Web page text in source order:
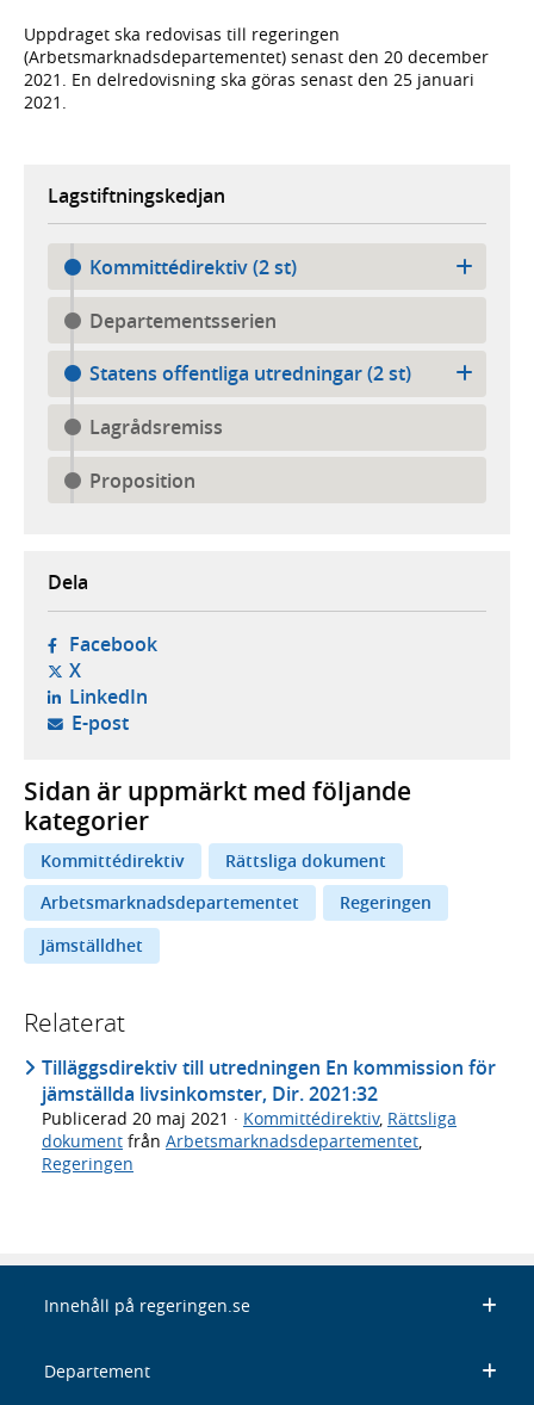
Uppdraget ska redovisas till regeringen
(Arbetsmarknadsdepartementet) senast den 20 december
2021. En delredovisning ska göras senast den 25 januari
2021.
Lagstiftningskedjan
Kommittédirektiv (2 st)
Departementsserien
Statens offentliga utredningar (2 st)
Lagrådsremiss
Proposition
Dela
Facebook- öppnas i ny flik, extern webbplats,
X- öppnas i ny flik, extern webbplats,
LinkedIn- öppnas i ny flik, extern webbplats,
E-post- öppnar din e-postklient,
Sidan är uppmärkt med följande
kategorier
Kommittédirektiv
Rättsliga dokument
Arbetsmarknadsdepartementet
Regeringen
Jämställdhet
Relaterat
Tilläggsdirektiv till utredningen En kommission för
jämställda livsinkomster, Dir. 2021:32
Publicerad 20 maj 2021 · Kommittédirektiv, Rättsliga
dokument från Arbetsmarknadsdepartementet,
Regeringen
Innehåll på regeringen.se
Departement